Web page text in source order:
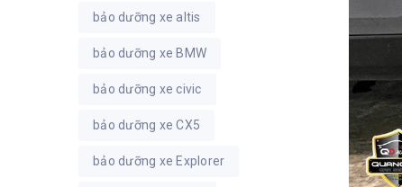
bảo dưỡng xe altis
bảo dưỡng xe BMW
bảo dưỡng xe civic
bảo dưỡng xe CX5
bảo dưỡng xe Explorer